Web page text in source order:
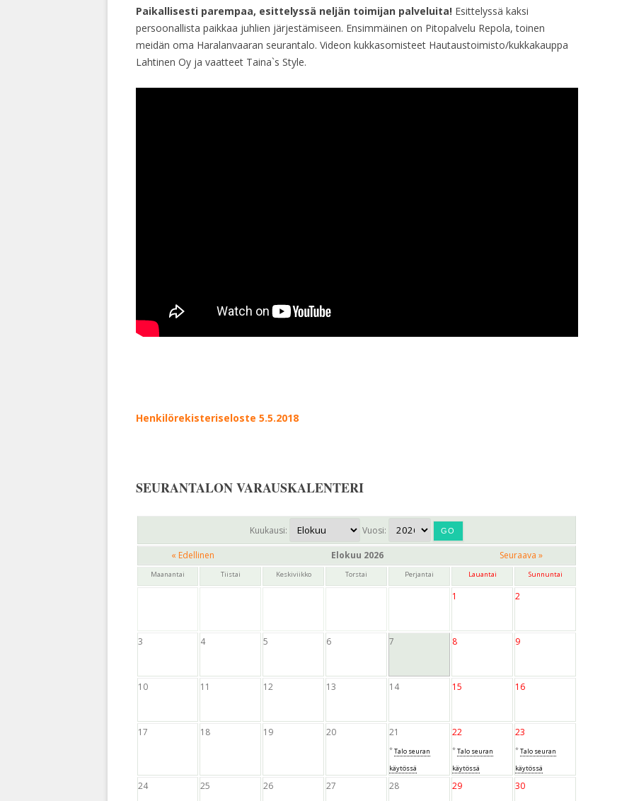
Paikallisesti parempaa, esittelyssä neljän toimijan palveluita! Esittelyssä kaksi
persoonallista paikkaa juhlien järjestämiseen. Ensimmäinen on Pitopalvelu Repola, toinen
meidän oma Haralanvaaran seurantalo. Videon kukkasomisteet Hautaustoimisto/kukkakauppa
Lahtinen Oy ja vaatteet Taina`s Style.
Henkilörekisteriseloste 5.5.2018
SEURANTALON VARAUSKALENTERI
Kuukausi: Vuosi:
« Edellinen Elokuu 2026 Seuraava »
Maanantai Tiistai Keskiviikko Torstai Perjantai Lauantai Sunnuntai
1 2
3 4 5 6 7 8 9
10 11 12 13 14 15 16
17 18 19 20 21
*Talo seuran
käytössä
22
*Talo seuran
käytössä
23
*Talo seuran
käytössä
24 25 26 27 28 29 30